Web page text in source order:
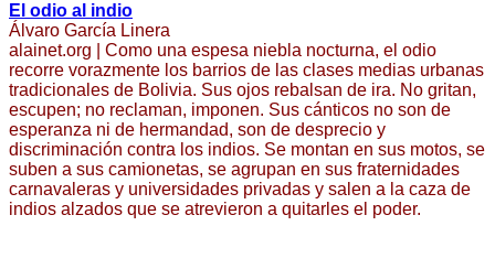
El odio al indio
Álvaro García Linera
alainet.org | Como una espesa niebla nocturna, el odio
recorre vorazmente los barrios de las clases medias urbanas
tradicionales de Bolivia. Sus ojos rebalsan de ira. No gritan,
escupen; no reclaman, imponen. Sus cánticos no son de
esperanza ni de hermandad, son de desprecio y
discriminación contra los indios. Se montan en sus motos, se
suben a sus camionetas, se agrupan en sus fraternidades
carnavaleras y universidades privadas y salen a la caza de
indios alzados que se atrevieron a quitarles el poder.